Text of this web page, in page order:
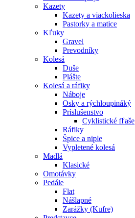
Kazety
Kazety a viackolieska
Pastorky a matice
Kľuky
Gravel
Prevodníky
Kolesá
Duše
Plášte
Kolesá a ráfiky
Náboje
Osky a rýchloupináký
Príslušenstvo
Cyklistické fľaše
Ráfiky
Špice a niple
Vypletené kolesá
Madlá
Klasické
Omotávky
Pedále
Flat
Nášlapné
Zarážky (Kufre)